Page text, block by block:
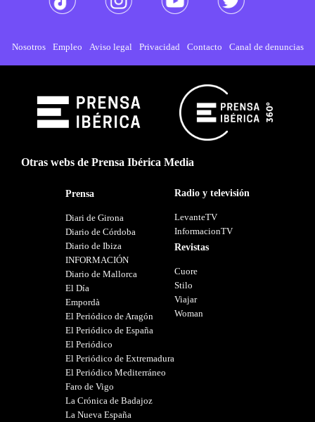
Nosotros Empleo Aviso legal Privacidad Contacto Canal de denuncias
Otras webs de Prensa Ibérica Media
Prensa
Diari de Girona
Diario de Córdoba
Diario de Ibiza
INFORMACIÓN
Diario de Mallorca
El Día
Empordà
El Periódico de Aragón
El Periódico de España
El Periódico
El Periódico de Extremadura
El Periódico Mediterráneo
Faro de Vigo
La Crónica de Badajoz
La Nueva España
Radio y televisión
LevanteTV
InformacionTV
Revistas
Cuore
Stilo
Viajar
Woman